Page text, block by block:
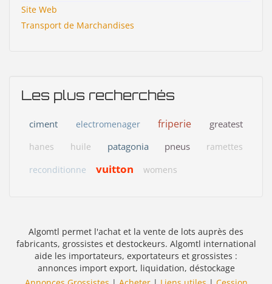
Site Web
Transport de Marchandises
Les plus recherchés
ciment electromenager friperie greatest
hanes huile patagonia pneus
ramettes
reconditionne
vuitton womens
Algomtl permet l'achat et la vente de lots auprès des
fabricants, grossistes et destockeurs. Algomtl international
aide les importateurs, exportateurs et grossistes :
annonces import export, liquidation, déstockage